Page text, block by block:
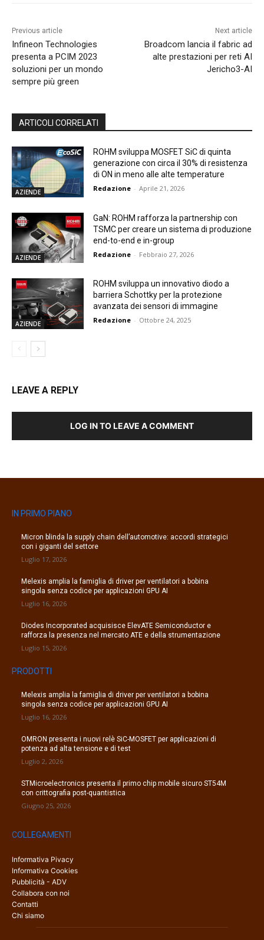
Previous article
Infineon Technologies
presenta a PCIM 2023
soluzioni per un mondo
sempre più green
Next article
Broadcom lancia il fabric ad
alte prestazioni per reti AI
Jericho3-AI
ARTICOLI CORRELATI
AZIENDE
ROHM sviluppa MOSFET SiC di quinta
generazione con circa il 30% di resistenza
di ON in meno alle alte temperature
Redazione - Aprile 21, 2026
AZIENDE
GaN: ROHM rafforza la partnership con
TSMC per creare un sistema di produzione
end-to-end e in-group
Redazione - Febbraio 27, 2026
AZIENDE
ROHM sviluppa un innovativo diodo a
barriera Schottky per la protezione
avanzata dei sensori di immagine
Redazione - Ottobre 24, 2025
LEAVE A REPLY
LOG IN TO LEAVE A COMMENT
IN PRIMO PIANO
Micron blinda la supply chain dell’automotive: accordi strategici
con i giganti del settore
Luglio 17, 2026
Melexis amplia la famiglia di driver per ventilatori a bobina
singola senza codice per applicazioni GPU AI
Luglio 16, 2026
Diodes Incorporated acquisisce ElevATE Semiconductor e
rafforza la presenza nel mercato ATE e della strumentazione
Luglio 15, 2026
PRODOTTI
Melexis amplia la famiglia di driver per ventilatori a bobina
singola senza codice per applicazioni GPU AI
Luglio 16, 2026
OMRON presenta i nuovi relè SiC-MOSFET per applicazioni di
potenza ad alta tensione e di test
Luglio 2, 2026
STMicroelectronics presenta il primo chip mobile sicuro ST54M
con crittografia post-quantistica
Giugno 25, 2026
COLLEGAMENTI
Informativa Pivacy
Informativa Cookies
Pubblicità - ADV
Collabora con noi
Contatti
Chi siamo